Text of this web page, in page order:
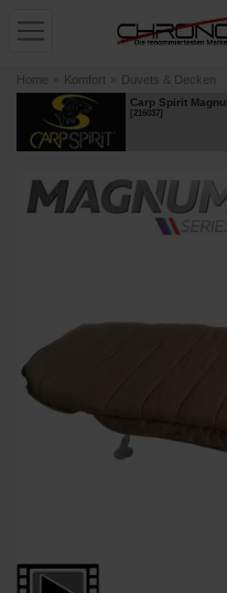
Home » Komfort » Duvets & Decken
Carp Spirit
[216037]